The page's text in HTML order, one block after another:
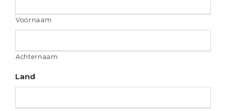
Voornaam
Achternaam
Land